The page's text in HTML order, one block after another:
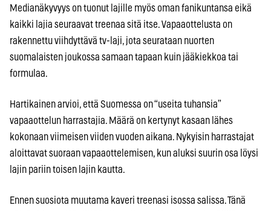
Medianäkyvyys on tuonut lajille myös oman fanikuntansa eikä
kaikki lajia seuraavat treenaa sitä itse. Vapaaottelusta on
rakennettu viihdyttävä tv-laji, jota seurataan nuorten
suomalaisten joukossa samaan tapaan kuin jääkiekkoa tai
formulaa.
Hartikainen arvioi, että Suomessa on “useita tuhansia”
vapaaottelun harrastajia. Määrä on kertynyt kasaan lähes
kokonaan viimeisen viiden vuoden aikana. Nykyisin harrastajat
aloittavat suoraan vapaaottelemisen, kun aluksi suurin osa löysi
lajin pariin toisen lajin kautta.
Ennen suosiota muutama kaveri treenasi isossa salissa. Tänä